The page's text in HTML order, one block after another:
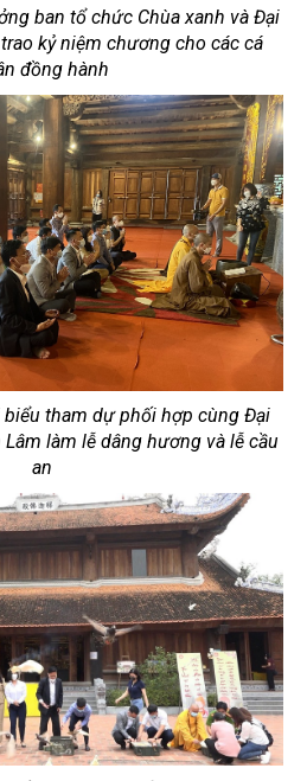
ban tổ chức Chùa xanh và Đại
kỷ niệm chương cho các cá
đồng hành
tham dự phối hợp cùng Đại
làm lễ dâng hương và lễ cầu
an